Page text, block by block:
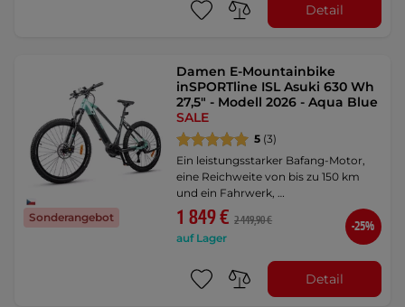
Detail
Sonderangebot
Damen E-Mountainbike
inSPORTline ISL Asuki 630 Wh
27,5" - Modell 2026 - Aqua Blue
SALE
5 (3)
Ein leistungsstarker Bafang-Motor,
eine Reichweite von bis zu 150 km
und ein Fahrwerk, …
1 849 € 2 449,90 €
auf Lager
-25%
Detail